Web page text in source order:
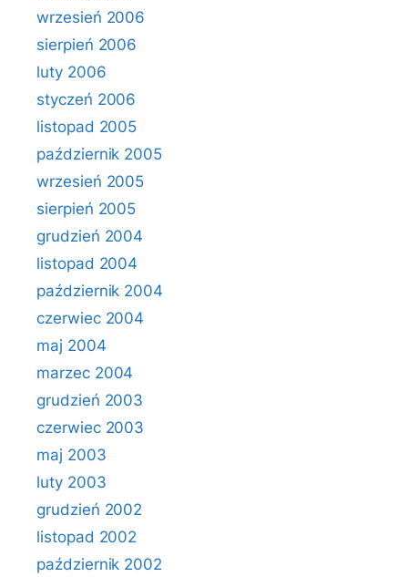
wrzesień 2006
sierpień 2006
luty 2006
styczeń 2006
listopad 2005
październik 2005
wrzesień 2005
sierpień 2005
grudzień 2004
listopad 2004
październik 2004
czerwiec 2004
maj 2004
marzec 2004
grudzień 2003
czerwiec 2003
maj 2003
luty 2003
grudzień 2002
listopad 2002
październik 2002